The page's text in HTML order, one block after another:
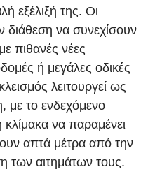
εξέλιξή της. Οι
διάθεση να συνεχίσουν
πιθανές νέες
ή μεγάλες οδικές
λειτουργεί ως
με το ενδεχόμενο
να παραμένει
απτά μέτρα από την
των αιτημάτων τους.